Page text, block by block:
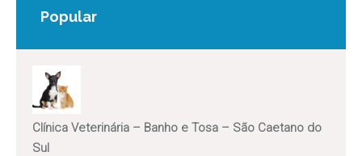
Popular
Clínica Veterinária – Banho e Tosa – São Caetano do
Sul